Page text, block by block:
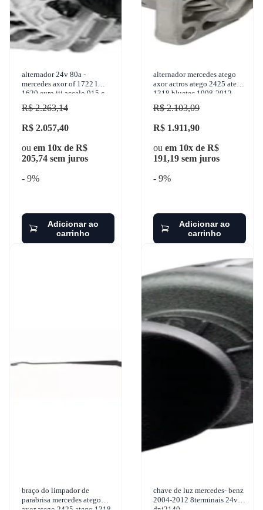
alternador 24v 80a -
mercedes axor of 1722 l
1620 euro iii accelo 915 c
atego 2425 1998-2012 z.m.
R$ 2.263,14
R$ 2.057,40
ou em 10x de R$
205,74 sem juros
- 9%
Adicionar ao
carrinho
alternador mercedes atego
axor actros atego 2425 atego
1318 bluetec 1998-2012
multi qualita - m
R$ 2.103,09
R$ 1.911,90
ou em 10x de R$
191,19 sem juros
- 9%
Adicionar ao
carrinho
braço do limpador de
parabrisa mercedes atego
chave de luz mercedes- benz
2004-2012 8terminais 24v-